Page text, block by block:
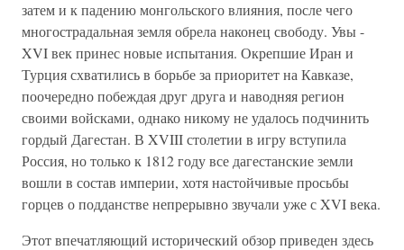
затем и к падению монгольского влияния, после чего
многострадальная земля обрела наконец свободу. Увы -
XVI век принес новые испытания. Окрепшие Иран и
Турция схватились в борьбе за приоритет на Кавказе,
поочередно побеждая друг друга и наводняя регион
своими войсками, однако никому не удалось подчинить
гордый Дагестан. В XVIII столетии в игру вступила
Россия, но только к 1812 году все дагестанские земли
вошли в состав империи, хотя настойчивые просьбы
горцев о подданстве непрерывно звучали уже с XVI века.
Этот впечатляющий исторический обзор приведен здесь